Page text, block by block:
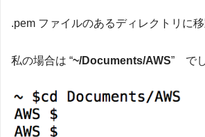
.pem ファイルのあるディレクトリに移
私の場合は “~/Documents/AWS” でし